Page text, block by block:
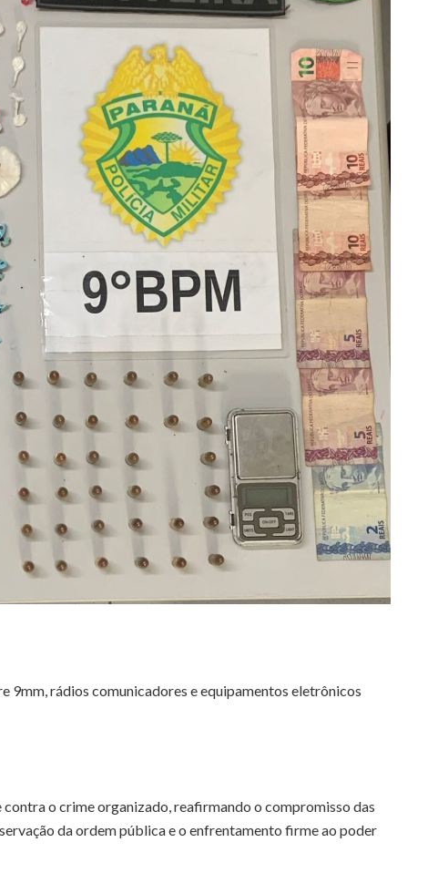
9mm, rádios comunicadores e equipamentos eletrônicos
o crime organizado, reafirmando o compromisso das
da ordem pública e o enfrentamento firme ao poder